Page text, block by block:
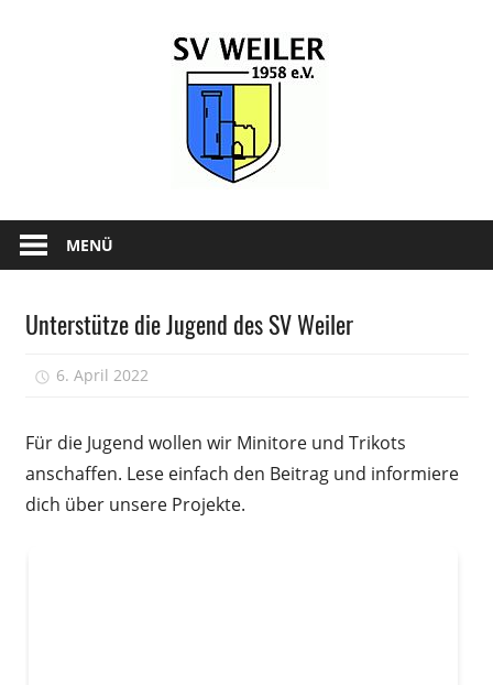
und
Infos
SV
MENÜ
Allgemein
Unterstütze die Jugend des SV Weiler
6. April 2022
Für die Jugend wollen wir Minitore und Trikots
anschaffen. Lese einfach den Beitrag und informiere
dich über unsere Projekte.